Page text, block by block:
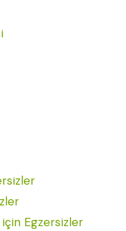
Egzersizler